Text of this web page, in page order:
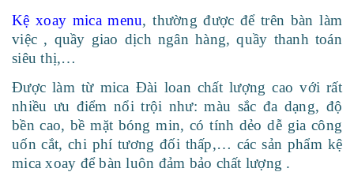
Kệ xoay mica menu, thường được để trên bàn làm
việc , quầy giao dịch ngân hàng, quầy thanh toán
siêu thị,…
Được làm từ mica Đài loan chất lượng cao với rất
nhiều ưu điểm nổi trội như: màu sắc đa dạng, độ
bền cao, bề mặt bóng min, có tính dẻo dễ gia công
uốn cắt, chi phí tương đối thấp,… các sản phẩm kệ
mica xoay để bàn luôn đảm bảo chất lượng .